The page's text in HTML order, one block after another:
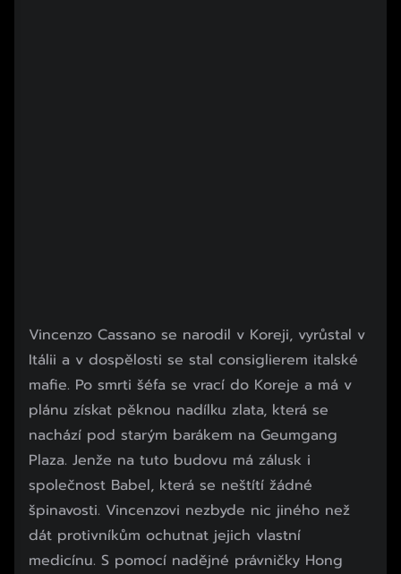
Vincenzo Cassano se narodil v Koreji, vyrůstal v
Itálii a v dospělosti se stal consiglierem italské
mafie. Po smrti šéfa se vrací do Koreje a má v
plánu získat pěknou nadílku zlata, která se
nachází pod starým barákem na Geumgang
Plaza. Jenže na tuto budovu má zálusk i
společnost Babel, která se neštítí žádné
špinavosti. Vincenzovi nezbyde nic jiného než
dát protivníkům ochutnat jejich vlastní
medicínu. S pomocí nadějné právničky Hong